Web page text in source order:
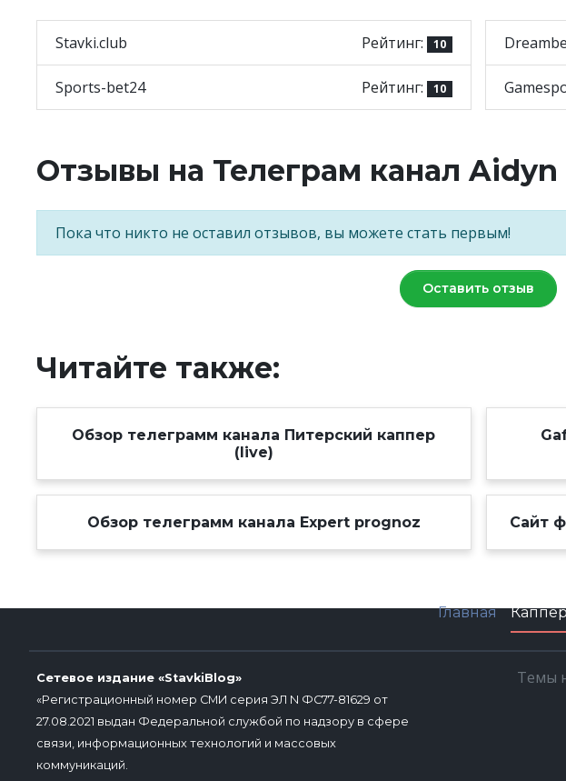
Stavki.club Рейтинг: 10
Sports-bet24 Рейтинг: 10
Отзывы на Телеграм канал
Пока что никто не оставил отзывов, вы можете стать первым!
Оставить отзыв
Читайте также:
Обзор телеграмм канала Питерский каппер
(live)
Обзор телеграмм канала Expert prognoz Сайт
Главная
Сетевое издание «StavkiBlog»
«Регистрационный номер СМИ серия ЭЛ N ФС77-81629 от
27.08.2021 выдан Федеральной службой по надзору в сфере
связи, информационных технологий и массовых
коммуникаций.
Темы